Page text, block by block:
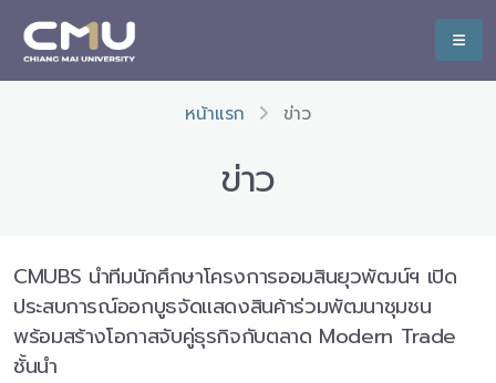
หน้าแรก ข่าว
ข่าว
CMUBS นำทีมนักศึกษาโครงการออมสินยุวพัฒน์ฯ เปิด
ประสบการณ์ออกบูธจัดแสดงสินค้าร่วมพัฒนาชุมชน
พร้อมสร้างโอกาสจับคู่ธุรกิจกับตลาด Modern Trade
ชั้นนำ